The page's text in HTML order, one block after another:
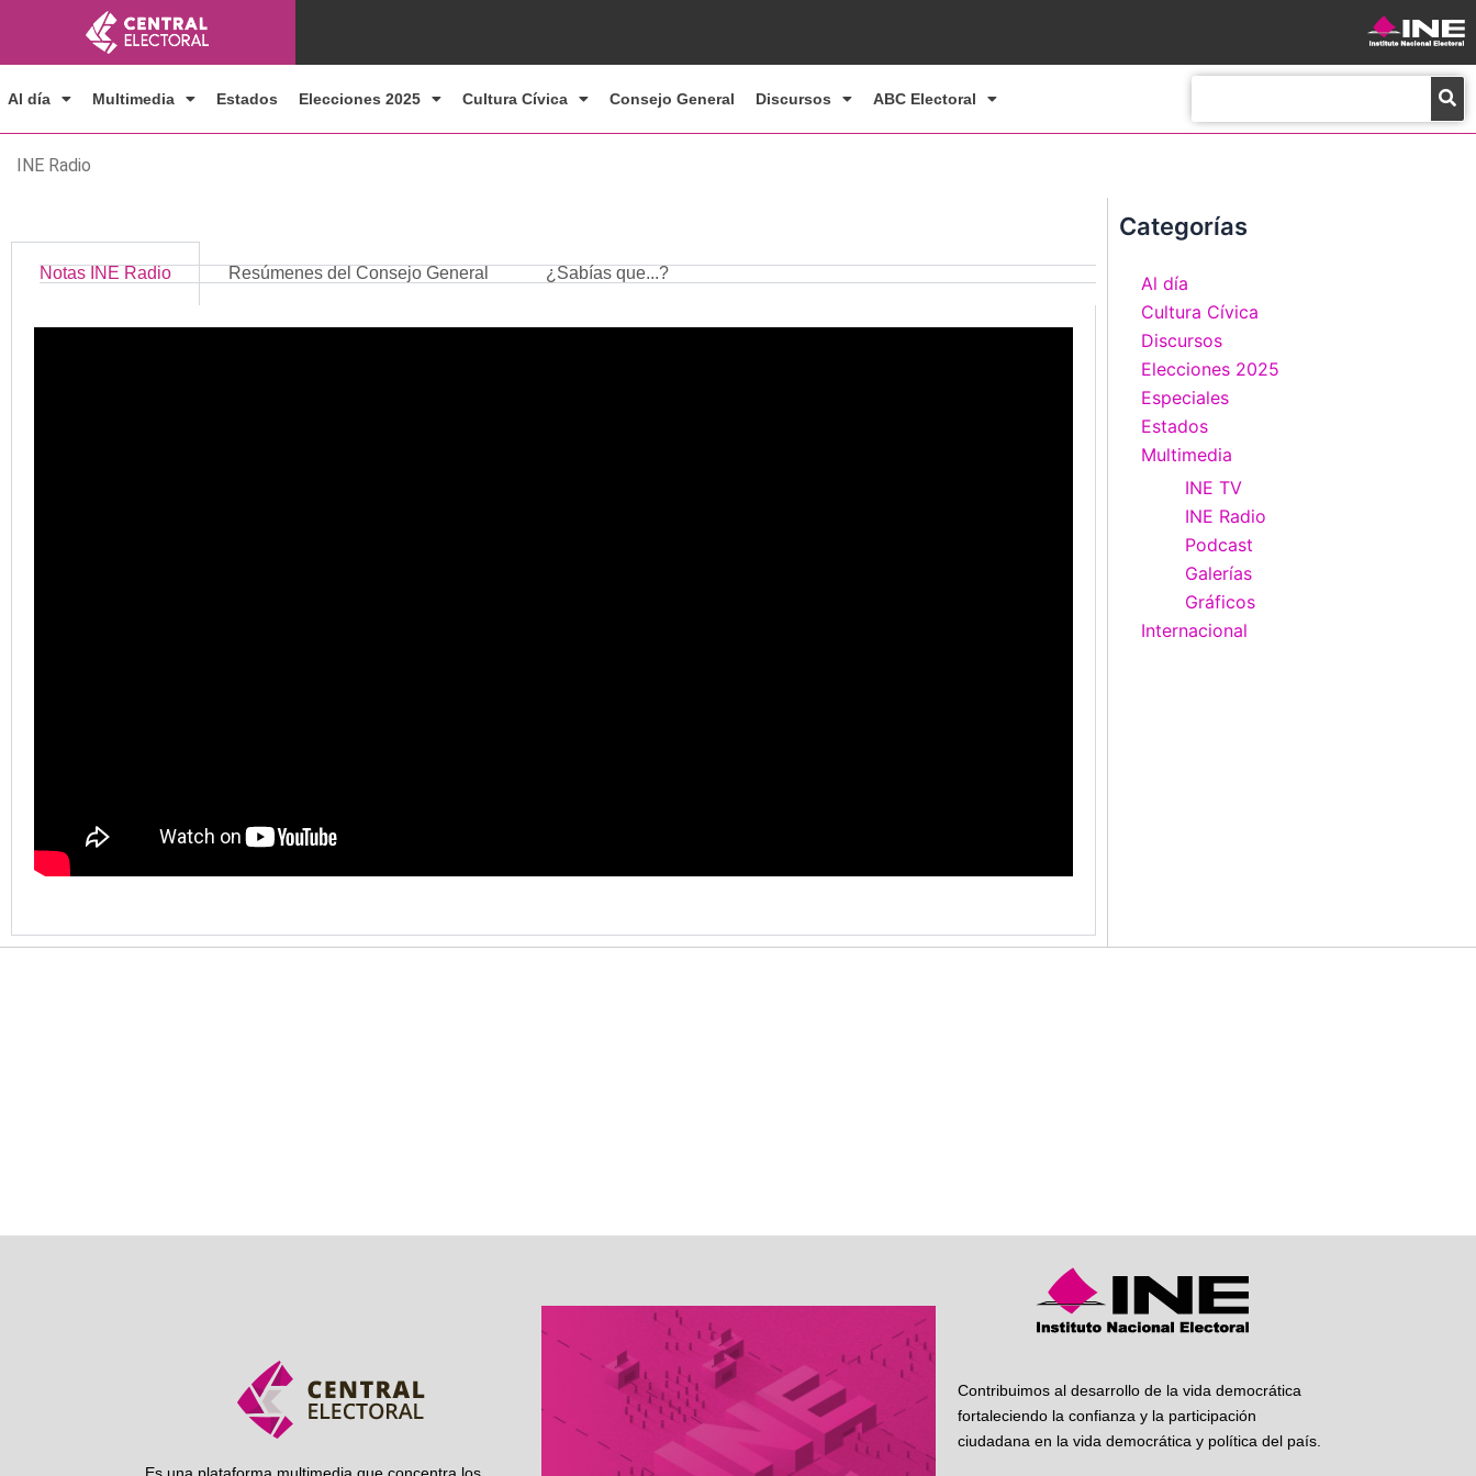
contenido
Al día Multimedia Estados Elecciones 2025 Cultura Cívica Consejo General Discursos ABC Electoral
INE Radio
Notas INE Radio Resúmenes del Consejo General ¿Sabías que...?
Categorías
Al día
Cultura Cívica
Discursos
Elecciones 2025
Especiales
Estados
Multimedia
INE TV
INE Radio
Podcast
Galerías
Gráficos
Internacional
Contribuimos al desarrollo de la vida democrática
fortaleciendo la confianza y la participación
ciudadana en la vida democrática y política del país.